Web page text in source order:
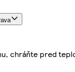
chráňte pred